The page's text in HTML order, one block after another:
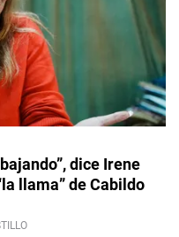
dice Irene
llama” de Cabildo